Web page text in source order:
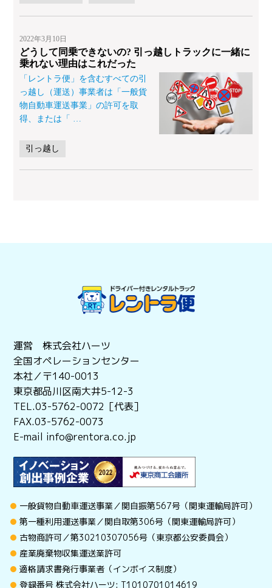
2022年3月10日
どうして同乗できないの? 引っ越しトラックに一緒に
乗れない理由はこれだった
「レントラ便」を含むすべての引
っ越し（運送）事業者は「一般貨
物自動車運送事業」の許可を取
得、または「
引っ越し
運営 株式会社ハーツ
全国オペレーションセンター
本社／〒140-0013
東京都品川区南大井5-12-3
TEL.03-5762-0072［代表］
FAX.03-5762-0073
E-mail info@rentora.co.jp
一般貨物自動車運送事業／関自振第567号（関東運輸局許可）
第一種利用運送事業／関自取第306号（関東運輸局許可）
古物商許可／第30210307056号（東京都公安委員会）
産業廃棄物収集運送業許可
適格請求書発行事業者（インボイス制度）
登録番号 株式会社ハーツ: T1010701014619